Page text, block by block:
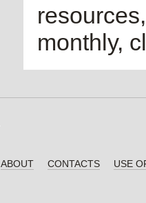
monthly,
ABOUT CONTACTS USE